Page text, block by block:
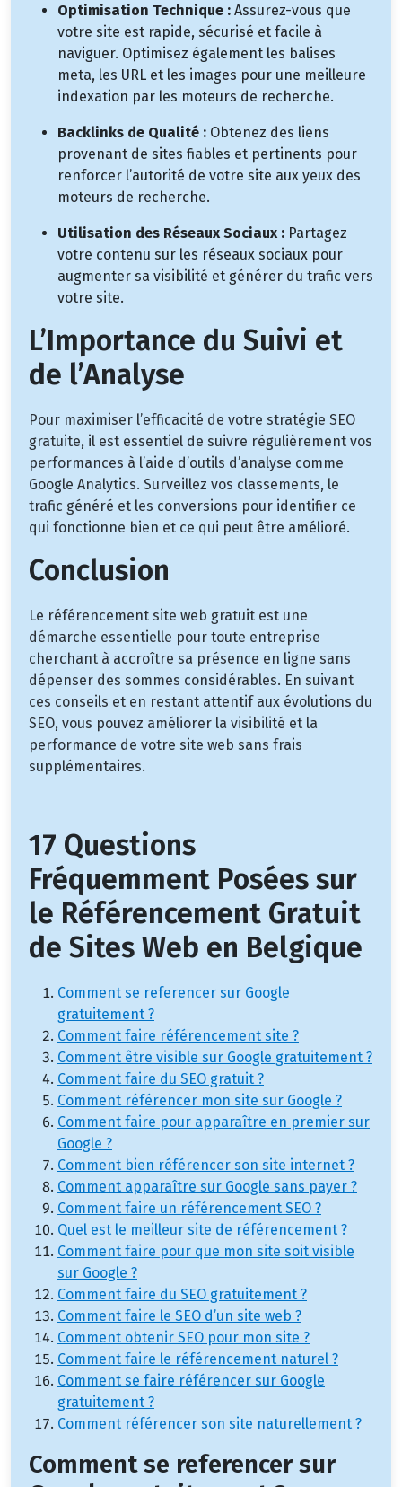
Optimisation Technique : Assurez-vous que
votre site est rapide, sécurisé et facile à
naviguer. Optimisez également les balises
meta, les URL et les images pour une meilleure
indexation par les moteurs de recherche.
Backlinks de Qualité : Obtenez des liens
provenant de sites fiables et pertinents pour
renforcer l’autorité de votre site aux yeux des
moteurs de recherche.
Utilisation des Réseaux Sociaux : Partagez
votre contenu sur les réseaux sociaux pour
augmenter sa visibilité et générer du trafic vers
votre site.
L’Importance du Suivi et
de l’Analyse
Pour maximiser l’efficacité de votre stratégie SEO
gratuite, il est essentiel de suivre régulièrement vos
performances à l’aide d’outils d’analyse comme
Google Analytics. Surveillez vos classements, le
trafic généré et les conversions pour identifier ce
qui fonctionne bien et ce qui peut être amélioré.
Conclusion
Le référencement site web gratuit est une
démarche essentielle pour toute entreprise
cherchant à accroître sa présence en ligne sans
dépenser des sommes considérables. En suivant
ces conseils et en restant attentif aux évolutions du
SEO, vous pouvez améliorer la visibilité et la
performance de votre site web sans frais
supplémentaires.
17 Questions
Fréquemment Posées sur
le Référencement Gratuit
de Sites Web en Belgique
Comment se referencer sur Google
gratuitement ?
Comment faire référencement site ?
Comment être visible sur Google gratuitement ?
Comment faire du SEO gratuit ?
Comment référencer mon site sur Google ?
Comment faire pour apparaître en premier sur
Google ?
Comment bien référencer son site internet ?
Comment apparaître sur Google sans payer ?
Comment faire un référencement SEO ?
Quel est le meilleur site de référencement ?
Comment faire pour que mon site soit visible
sur Google ?
Comment faire du SEO gratuitement ?
Comment faire le SEO d’un site web ?
Comment obtenir SEO pour mon site ?
Comment faire le référencement naturel ?
Comment se faire référencer sur Google
gratuitement ?
Comment référencer son site naturellement ?
Comment se referencer sur